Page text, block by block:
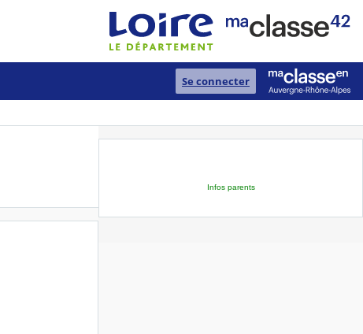
Se connecter
Infos parents